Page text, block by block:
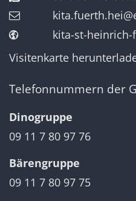
kita-st-
Visitenkarte
Telefonnummern der
Dinogruppe
09 11 7 80 97 76
Bärengruppe
09 11 7 80 97 75